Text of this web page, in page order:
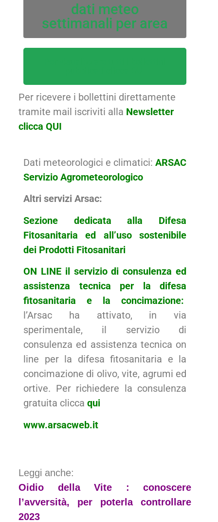
dati meteo
settimanali per area
Per ricevere i bollettini direttamente
tramite mail iscriviti alla Newsletter
clicca QUI
Dati meteorologici e climatici: ARSAC
Servizio Agrometeorologico
Altri servizi Arsac:
Sezione dedicata alla Difesa
Fitosanitaria ed all’uso sostenibile
dei Prodotti Fitosanitari
ON LINE il servizio di consulenza ed
assistenza tecnica per la difesa
fitosanitaria e la concimazione:
l’Arsac ha attivato, in via
sperimentale, il servizio di
consulenza ed assistenza tecnica on
line per la difesa fitosanitaria e la
concimazione di olivo, vite, agrumi ed
ortive. Per richiedere la consulenza
gratuita clicca qui
www.arsacweb.it
Leggi anche:
Oidio della Vite : conoscere
l’avversità, per poterla controllare
2023